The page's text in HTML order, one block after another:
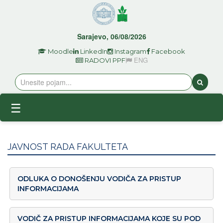
Sarajevo, 06/08/2026
Moodle LinkedIn Instagram Facebook
RADOVI PPF
ENG
☰
JAVNOST RADA FAKULTETA
ODLUKA O DONOŠENJU VODIČA ZA PRISTUP
INFORMACIJAMA
VODIČ ZA PRISTUP INFORMACIJAMA KOJE SU POD